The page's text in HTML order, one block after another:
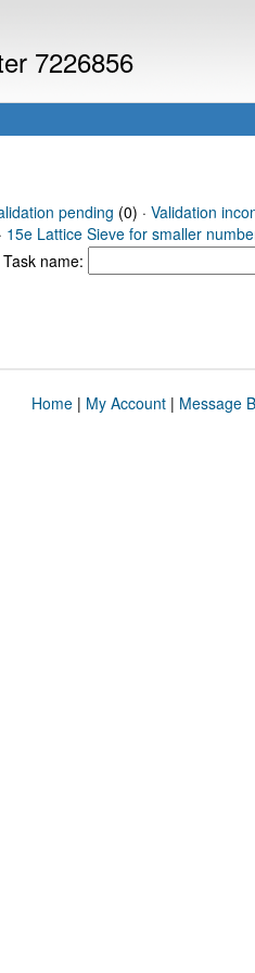
7226856
pending (0) · Validation
15e Lattice Sieve for smaller
Task name:
Home| My Account| Message